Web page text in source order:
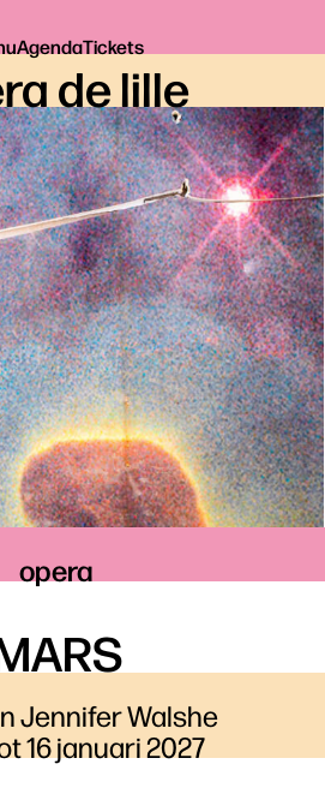
AgendaTickets
de lille
opera
Jennifer Walshe
16 januari 2027